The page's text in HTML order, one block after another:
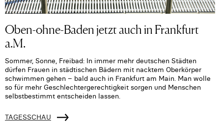
Oben-ohne-Baden jetzt auch in Frankfurt
a.M.
Sommer, Sonne, Freibad: In immer mehr deutschen Städten
dürfen Frauen in städtischen Bädern mit nacktem Oberkörper
schwimmen gehen – bald auch in Frankfurt am Main. Man wolle
so für mehr Geschlechtergerechtigkeit sorgen und Menschen
selbstbestimmt entscheiden lassen.
TAGESSCHAU